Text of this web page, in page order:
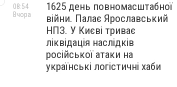
1625 день повномасштабної
війни. Палає Ярославський
НПЗ. У Києві триває
ліквідація наслідків
російської атаки на
українські логістичні хаби
08:54
Вчора